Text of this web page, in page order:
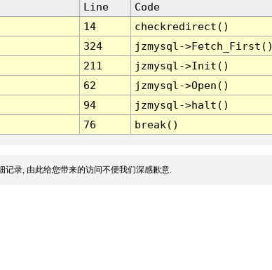
Line
Code
14
checkredirect()
324
jzmysql-
211
jzmysql->Init()
62
jzmysql->Open()
94
jzmysql->halt()
76 break()
记录, 由此给您带来的访问不便我们深感歉意.